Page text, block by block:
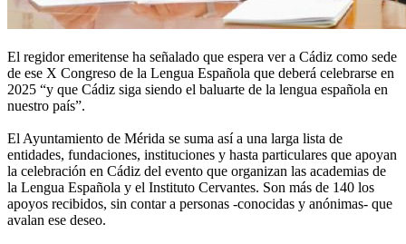
El regidor emeritense ha señalado que espera ver a Cádiz como sede
de ese X Congreso de la Lengua Española que deberá celebrarse en
2025 “y que Cádiz siga siendo el baluarte de la lengua española en
nuestro país”.
El Ayuntamiento de Mérida se suma así a una larga lista de
entidades, fundaciones, instituciones y hasta particulares que apoyan
la celebración en Cádiz del evento que organizan las academias de
la Lengua Española y el Instituto Cervantes. Son más de 140 los
apoyos recibidos, sin contar a personas -conocidas y anónimas- que
avalan ese deseo.